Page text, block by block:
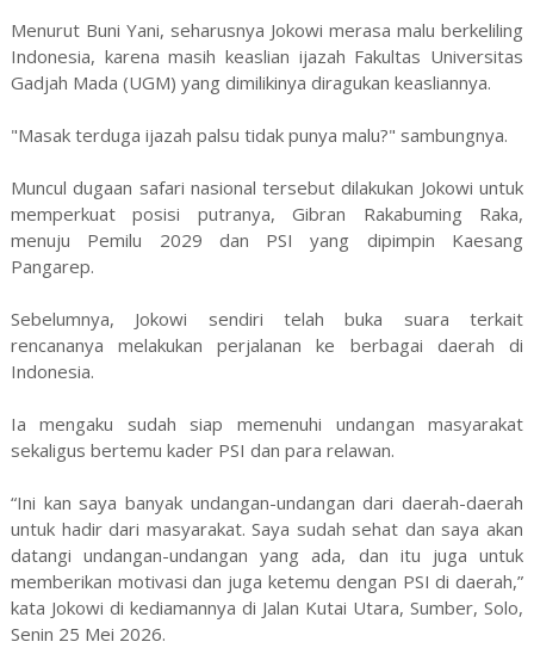
Menurut Buni Yani, seharusnya Jokowi merasa malu berkeliling
Indonesia, karena masih keaslian ijazah Fakultas Universitas
Gadjah Mada (UGM) yang dimilikinya diragukan keasliannya.
"Masak terduga ijazah palsu tidak punya malu?" sambungnya.
Muncul dugaan safari nasional tersebut dilakukan Jokowi untuk
memperkuat posisi putranya, Gibran Rakabuming Raka,
menuju Pemilu 2029 dan PSI yang dipimpin Kaesang
Pangarep.
Sebelumnya, Jokowi sendiri telah buka suara terkait
rencananya melakukan perjalanan ke berbagai daerah di
Indonesia.
Ia mengaku sudah siap memenuhi undangan masyarakat
sekaligus bertemu kader PSI dan para relawan.
“Ini kan saya banyak undangan-undangan dari daerah-daerah
untuk hadir dari masyarakat. Saya sudah sehat dan saya akan
datangi undangan-undangan yang ada, dan itu juga untuk
memberikan motivasi dan juga ketemu dengan PSI di daerah,”
kata Jokowi di kediamannya di Jalan Kutai Utara, Sumber, Solo,
Senin 25 Mei 2026.